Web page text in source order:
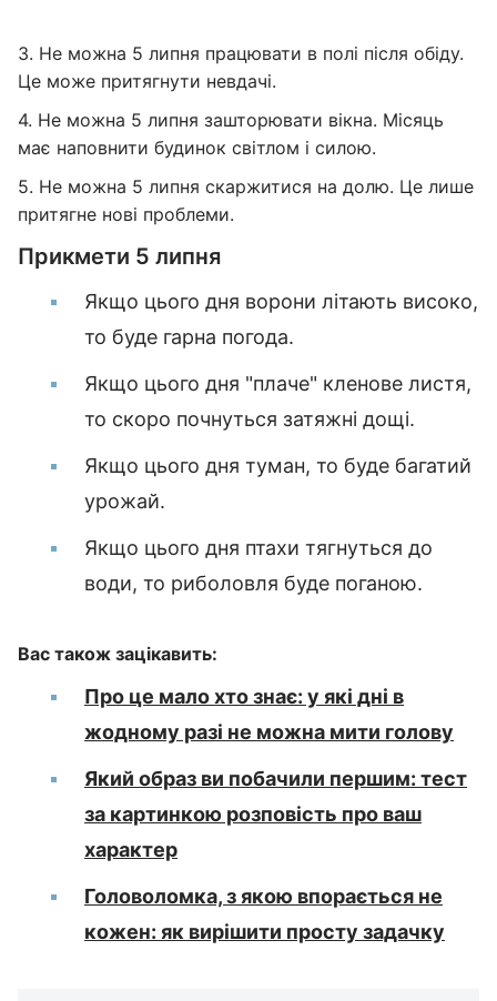
3. Не можна 5 липня працювати в полі після обіду.
Це може притягнути невдачі.
4. Не можна 5 липня зашторювати вікна. Місяць
має наповнити будинок світлом і силою.
5. Не можна 5 липня скаржитися на долю. Це лише
притягне нові проблеми.
Прикмети 5 липня
Якщо цього дня ворони літають високо,
то буде гарна погода.
Якщо цього дня "плаче" кленове листя,
то скоро почнуться затяжні дощі.
Якщо цього дня туман, то буде багатий
урожай.
Якщо цього дня птахи тягнуться до
води, то риболовля буде поганою.
Вас також зацікавить:
Про це мало хто знає: у які дні в
жодному разі не можна мити голову
Який образ ви побачили першим: тест
за картинкою розповість про ваш
характер
Головоломка, з якою впорається не
кожен: як вирішити просту задачку